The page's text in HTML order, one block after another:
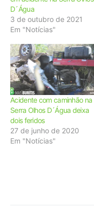
D´Água
3 de outubro de 2021
Em "Notícias"
Acidente com caminhão na
Serra Olhos D´Água deixa
dois feridos
27 de junho de 2020
Em "Notícias"